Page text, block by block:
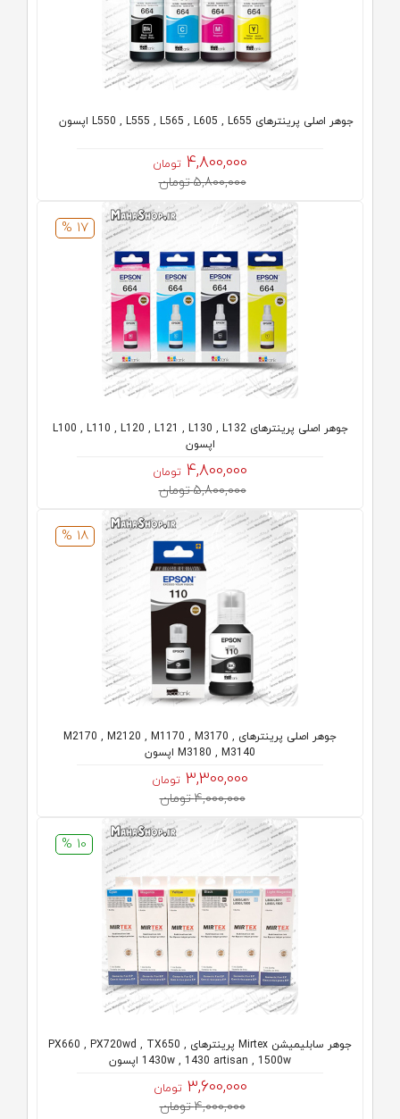
جوهر اصلی پرینترهای L550 , L555 , L565 , L605 , L655 اپسون
4,800,000 تومان
5,800,000 تومان
17 %
جوهر اصلی پرینترهای L100 , L110 , L120 , L121 , L130 , L132
اپسون
4,800,000 تومان
5,800,000 تومان
18 %
جوهر اصلی پرینترهای M2170 , M2120 , M1170 , M3170 ,
M3180 , M3140 اپسون
3,300,000 تومان
4,000,000 تومان
10 %
جوهر سابلیمیشن Mirtex پرینترهای PX660 , PX720wd , TX650 ,
1430w , 1430 artisan , 1500w اپسون
3,600,000 تومان
4,000,000 تومان